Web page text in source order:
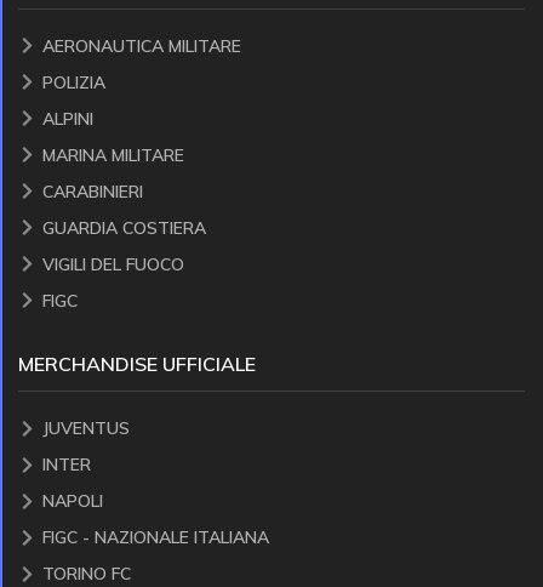
AERONAUTICA MILITARE
POLIZIA
ALPINI
MARINA MILITARE
CARABINIERI
GUARDIA COSTIERA
VIGILI DEL FUOCO
FIGC
MERCHANDISE UFFICIALE
JUVENTUS
INTER
NAPOLI
FIGC - NAZIONALE ITALIANA
TORINO FC